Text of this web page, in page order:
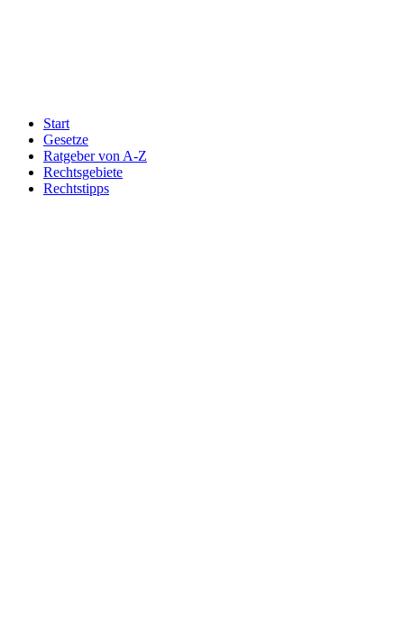
Start
Gesetze
Ratgeber von A-Z
Rechtsgebiete
Rechtstipps